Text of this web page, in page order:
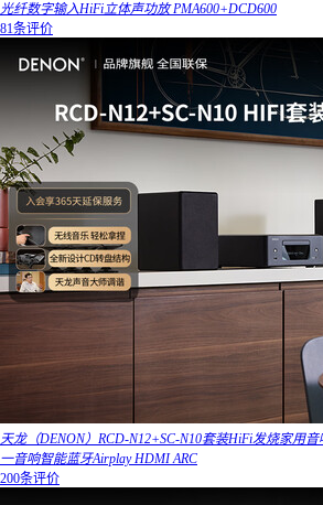
光纤数字输入HiFi立体声功放 PMA600+DCD600
81条评价
天龙（DENON）RCD-N12+SC-N10套装HiFi发烧家用
一音响智能蓝牙Airplay HDMI ARC
200条评价